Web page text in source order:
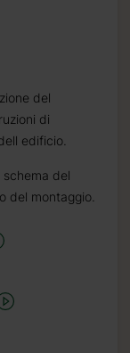
del
di
edificio.
del
del montaggio.